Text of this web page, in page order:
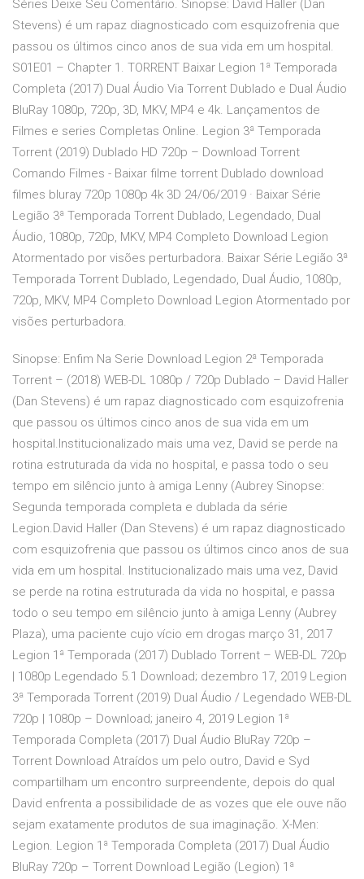
Séries Deixe Seu Comentário. Sinopse: David Haller (Dan
Stevens) é um rapaz diagnosticado com esquizofrenia que
passou os últimos cinco anos de sua vida em um hospital.
S01E01 – Chapter 1. TORRENT Baixar Legion 1ª Temporada
Completa (2017) Dual Áudio Via Torrent Dublado e Dual Áudio
BluRay 1080p, 720p, 3D, MKV, MP4 e 4k. Lançamentos de
Filmes e series Completas Online. Legion 3ª Temporada
Torrent (2019) Dublado HD 720p – Download Torrent
Comando Filmes - Baixar filme torrent Dublado download
filmes bluray 720p 1080p 4k 3D 24/06/2019 · Baixar Série
Legião 3ª Temporada Torrent Dublado, Legendado, Dual
Áudio, 1080p, 720p, MKV, MP4 Completo Download Legion
Atormentado por visões perturbadora. Baixar Série Legião 3ª
Temporada Torrent Dublado, Legendado, Dual Áudio, 1080p,
720p, MKV, MP4 Completo Download Legion Atormentado por
visões perturbadora.
Sinopse: Enfim Na Serie Download Legion 2ª Temporada
Torrent – (2018) WEB-DL 1080p / 720p Dublado – David Haller
(Dan Stevens) é um rapaz diagnosticado com esquizofrenia
que passou os últimos cinco anos de sua vida em um
hospital.Institucionalizado mais uma vez, David se perde na
rotina estruturada da vida no hospital, e passa todo o seu
tempo em silêncio junto à amiga Lenny (Aubrey Sinopse:
Segunda temporada completa e dublada da série
Legion.David Haller (Dan Stevens) é um rapaz diagnosticado
com esquizofrenia que passou os últimos cinco anos de sua
vida em um hospital. Institucionalizado mais uma vez, David
se perde na rotina estruturada da vida no hospital, e passa
todo o seu tempo em silêncio junto à amiga Lenny (Aubrey
Plaza), uma paciente cujo vício em drogas março 31, 2017
Legion 1ª Temporada (2017) Dublado Torrent – WEB-DL 720p
| 1080p Legendado 5.1 Download; dezembro 17, 2019 Legion
3ª Temporada Torrent (2019) Dual Áudio / Legendado WEB-DL
720p | 1080p – Download; janeiro 4, 2019 Legion 1ª
Temporada Completa (2017) Dual Áudio BluRay 720p –
Torrent Download Atraídos um pelo outro, David e Syd
compartilham um encontro surpreendente, depois do qual
David enfrenta a possibilidade de as vozes que ele ouve não
sejam exatamente produtos de sua imaginação. X-Men:
Legion. Legion 1ª Temporada Completa (2017) Dual Áudio
BluRay 720p – Torrent Download Legião (Legion) 1ª